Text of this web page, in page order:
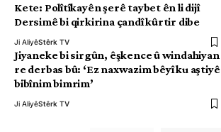
Kete: Polîtîkayên şerê taybet ên li dijî
Dersimê bi qirkirina çandî kûrtir dibe
Ji AliyêStêrk TV
Jiyaneke bi sirgûn, êşkence û windahiyan
re derbas bû: ‘Ez naxwazim bêyî ku aştiyê
bibînim bimrim’
Ji AliyêStêrk TV